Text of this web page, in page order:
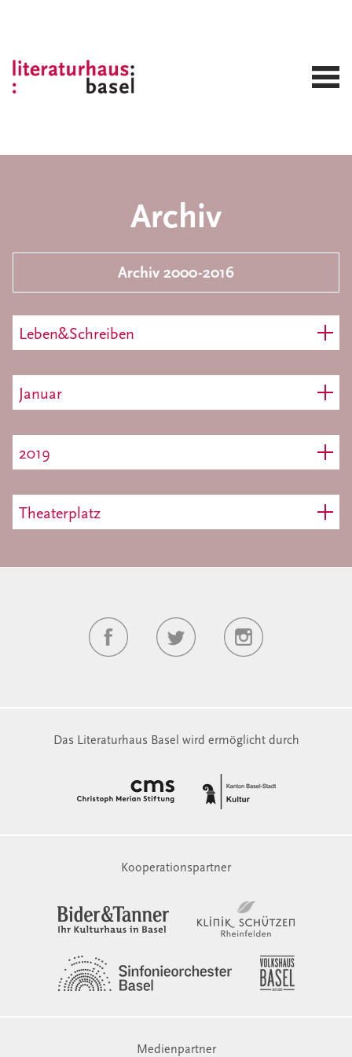
Archiv
Archiv 2000-2016
Leben&Schreiben
Januar
2019
Theaterplatz
Das Literaturhaus Basel wird ermöglicht durch
Kooperationspartner
Medienpartner